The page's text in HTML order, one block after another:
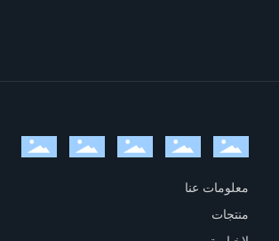
معلومات عنا
منتجات